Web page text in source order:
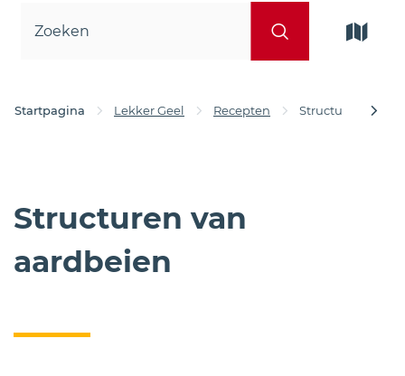
ben
zoek?
Zoeken
Startpagina Lekker Geel Recepten Structuren van
Structuren van
aardbeien